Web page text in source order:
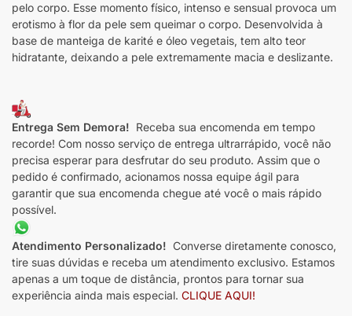
pelo corpo. Esse momento físico, intenso e sensual provoca um
erotismo à flor da pele sem queimar o corpo. Desenvolvida à
base de manteiga de karité e óleo vegetais, tem alto teor
hidratante, deixando a pele extremamente macia e deslizante.
Entrega Sem Demora! Receba sua encomenda em tempo
recorde! Com nosso serviço de entrega ultrarrápido, você não
precisa esperar para desfrutar do seu produto. Assim que o
pedido é confirmado, acionamos nossa equipe ágil para
garantir que sua encomenda chegue até você o mais rápido
possível.
Atendimento Personalizado! Converse diretamente conosco,
tire suas dúvidas e receba um atendimento exclusivo. Estamos
apenas a um toque de distância, prontos para tornar sua
experiência ainda mais especial. CLIQUE AQUI!